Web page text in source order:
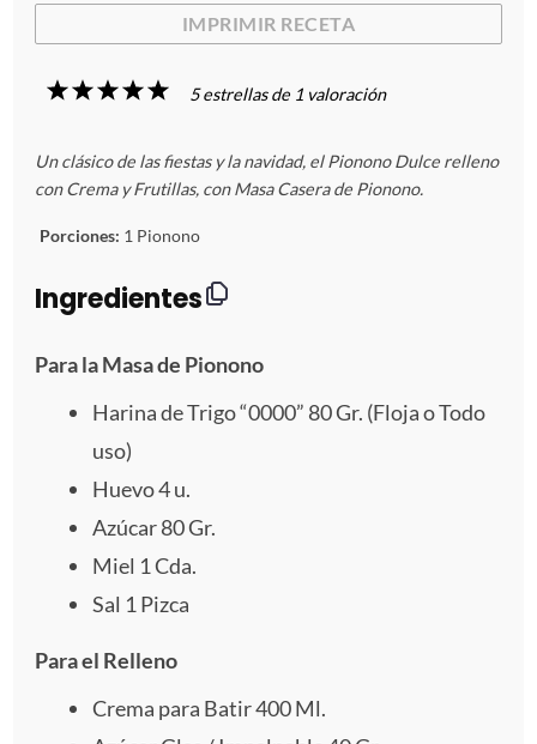
IMPRIMIR RECETA
5
s
t
r
l
a
s
4
s
t
r
l
a
s
3
s
t
r
e
l
l
a
s
2
s
t
r
e
l
l
a
s
1
s
t
r
e
l
5estrellas de 1 valoración
Un clásico de las fiestas y la navidad, el Pionono Dulce relleno
con Crema y Frutillas, con Masa Casera de Pionono.
Porciones: 1 Pionono
Ingredientes
Para la Masa de Pionono
Harina de Trigo “0000” 80 Gr. (Floja o Todo
uso)
Huevo4u.
Azúcar 80 Gr.
Miel 1Cda.
Sal 1 Pizca
Para el Relleno
Crema para Batir 400 Ml.